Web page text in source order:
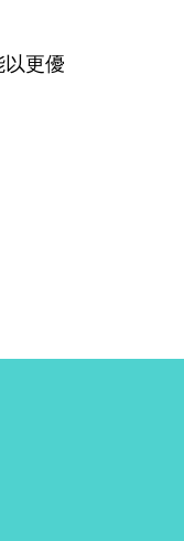
更優